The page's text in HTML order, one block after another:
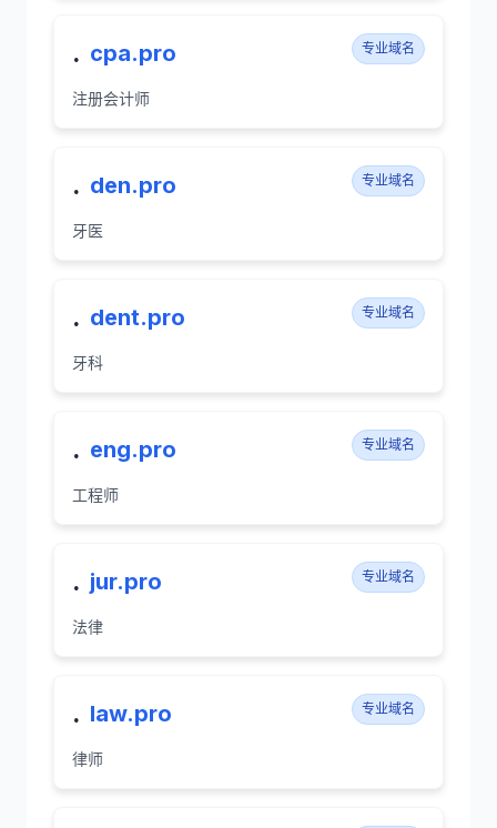
. cpa.pro 专业域名
注册会计师
. den.pro 专业域名
牙医
. dent.pro 专业域名
牙科
. eng.pro 专业域名
工程师
. jur.pro 专业域名
法律
. law.pro 专业域名
律师